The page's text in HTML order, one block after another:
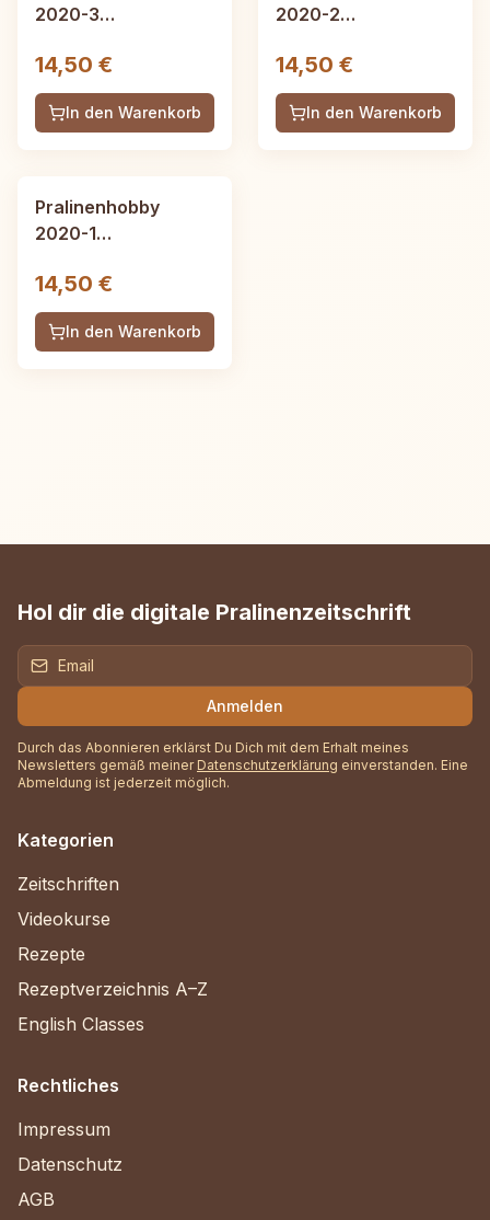
2020-3
Seiten
14,50 €
In den Warenkorb
2020-2
Seiten
14,50 €
In den Warenkorb
Pralinenhobby
2020-1
52 Seiten
14,50 €
In den Warenkorb
Hol dir die digitale Pralinenzeitschrift
Anmelden
Durch das Abonnieren erklärst Du Dich mit dem Erhalt meines
Newsletters gemäß meiner Datenschutzerklärung einverstanden. Eine
Abmeldung ist jederzeit möglich.
Kategorien
Zeitschriften
Videokurse
Rezepte
Rezeptverzeichnis A–Z
English Classes
Rechtliches
Impressum
Datenschutz
AGB